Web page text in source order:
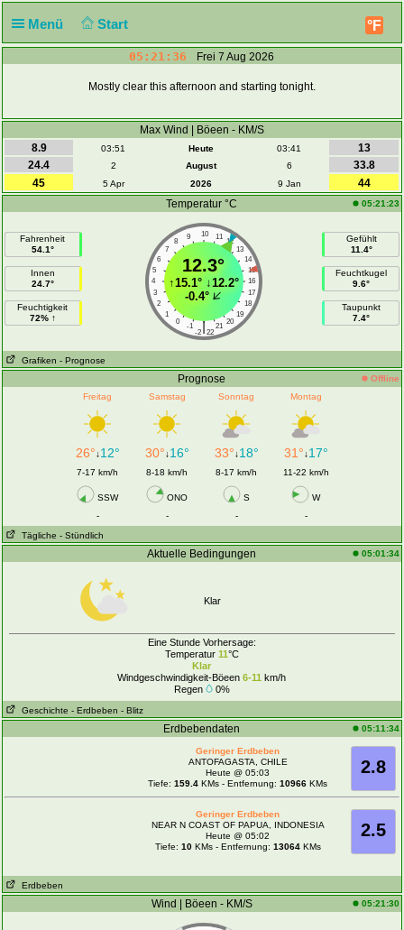
Menü Start °F
05:21:37 Frei 7 Aug 2026
Mostly clear this afternoon and starting tonight.
Max Wind | Böeen - KM/S
8.9
03:51 Heute 03:41
13
24.4
2 August 6
33.8
45
5 Apr 2026 9 Jan
44
Temperatur °C
05:21:23
Fahrenheit
54.1°
Innen
24.7°
Feuchtigkeit
72% ↑
10
9 11
8
12
7
13
6
14
5
15
4
16
3
17
2
18
1
19
0
20
-1 21
|
-2 22
12.3°
↑15.1°↓12.2°
-0.4°
Gefühlt
11.4°
Feuchtkugel
9.6°
Taupunkt
7.4°
Grafiken - Prognose
Prognose
Offline
Freitag
Samstag Sonntag Montag
26°↓12° 30°↓16° 33°↓18° 31°↓17°
7-17 km/h 8-18 km/h 8-17 km/h 11-22 km/h
SSW ONO S
W
-
- -
-
Tägliche - Stündlich
Aktuelle Bedingungen 05:01:34
Klar
Eine Stunde Vorhersage:
Temperatur 11°C
Klar
Windgeschwindigkeit-Böeen 6-11 km/h
Regen
0%
Geschichte - Erdbeben - Blitz
Erdbebendaten 05:11:34
2.8
Geringer Erdbeben
ANTOFAGASTA, CHILE
Heute @ 05:03
Tiefe:159.4 KMs - Entfernung:10966 KMs
2.5
Geringer Erdbeben
NEAR N COAST OF PAPUA, INDONESIA
Heute @ 05:02
Tiefe: 10KMs - Entfernung: 13064KMs
Erdbeben
Wind | Böeen - KM/S 05:21:30